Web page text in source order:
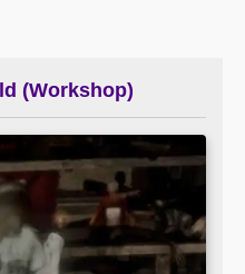
(Workshop)